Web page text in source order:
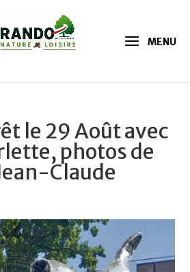
le 29 Août avec
photos de
Claude